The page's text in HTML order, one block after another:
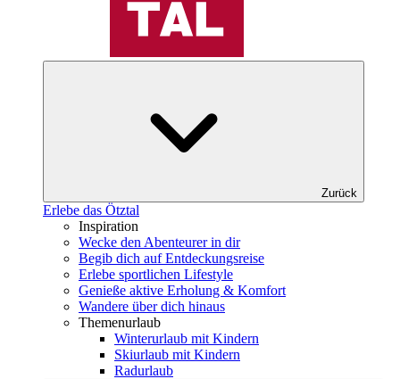
Zurück
Erlebe das Ötztal
Inspiration
Wecke den Abenteurer in dir
Begib dich auf Entdeckungsreise
Erlebe sportlichen Lifestyle
Genieße aktive Erholung & Komfort
Wandere über dich hinaus
Themenurlaub
Winterurlaub mit Kindern
Skiurlaub mit Kindern
Radurlaub